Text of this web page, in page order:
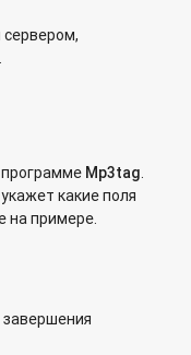
Mp3tag.
какие поля
на примере.
завершения